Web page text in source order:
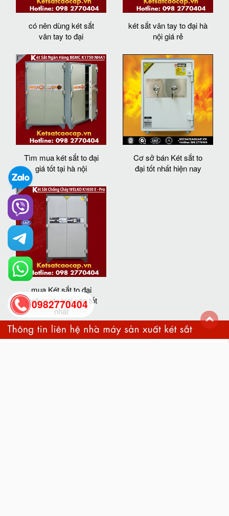
có nên dùng két sắt
vân tay to đại
két sắt vân tay to đại hà
nội giá rẻ
Tìm mua két sắt to đại
giá tốt tại hà nội
Cơ sở bán Két sắt to
đại tốt nhất hiện nay
mua Két sắt to đại
welkosafe loại nào tốt
nhất
0982770404
back